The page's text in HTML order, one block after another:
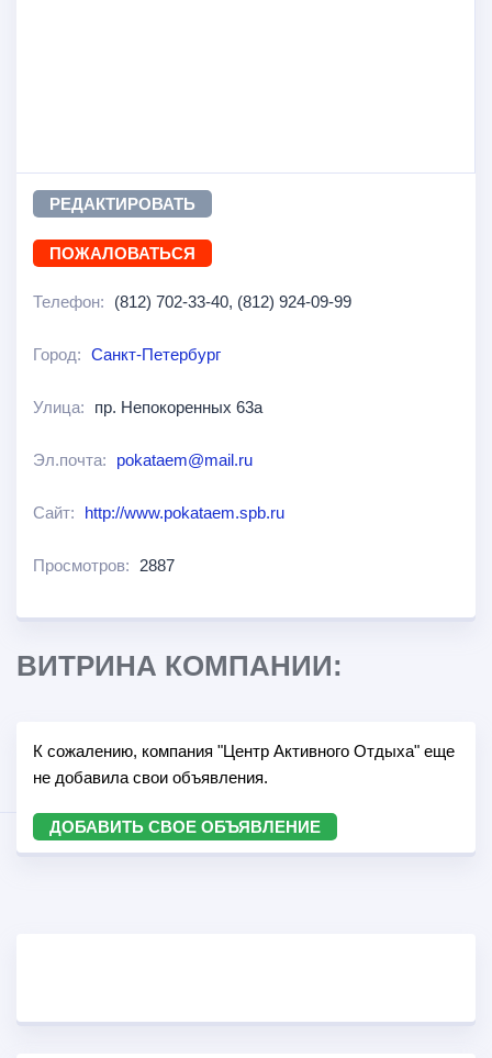
РЕДАКТИРОВАТЬ
ПОЖАЛОВАТЬСЯ
Телефон: (812) 702-33-40, (812) 924-09-99
Город: Санкт-Петербург
Улица: пр. Непокоренных 63а
Эл.почта: pokataem@mail.ru
Сайт: http://www.pokataem.spb.ru
Просмотров: 2887
ВИТРИНА КОМПАНИИ:
К сожалению, компания "Центр Активного Отдыха" еще
не добавила свои объявления.
ДОБАВИТЬ СВОЕ ОБЪЯВЛЕНИЕ